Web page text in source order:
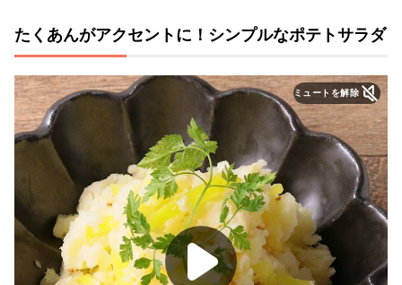
たくあんがアクセントに！シンプルなポテトサラダ
ミュートを解除